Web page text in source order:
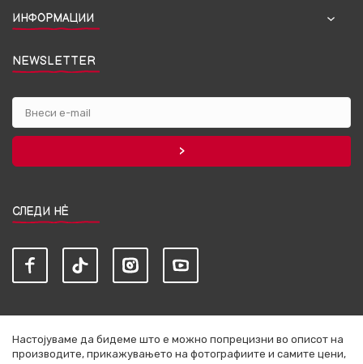
ИНФОРМАЦИИ
NEWSLETTER
СЛЕДИ НЀ
Настојуваме да бидеме што е можно попрецизни во описот на
производите, прикажувањето на фотографиите и самите цени,